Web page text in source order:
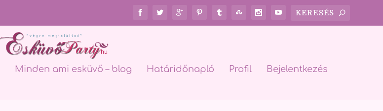
Minden ami esküvő – blog Határidőnapló Profil Bejelentkezés